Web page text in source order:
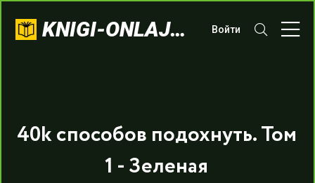
KNIGI-ONLAJN.COM Войти
40k способов подохнуть. Том
1 - Зеленая